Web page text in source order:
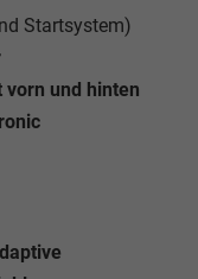
Startsystem)
und hinten